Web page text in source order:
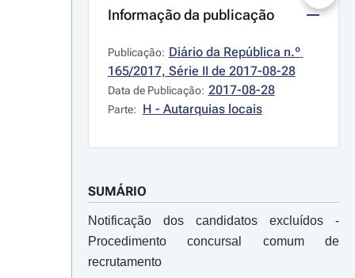
Informação da publicação
Publicação: Diário da República n.º
165/2017, Série II de 2017-08-28
Data de Publicação: 2017-08-28
Parte: H - Autarquias locais
SUMÁRIO
Notificação dos candidatos excluídos -
Procedimento concursal comum de
recrutamento